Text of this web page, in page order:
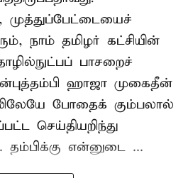
முத்துப்பேட்டையைச்
நாம் தமிழர் கட்சியின்
பாசறைச்
ஹாஜா முகைதீன்
போதைக் கும்பலால்
செய்தியறிந்து
தம்பிக்கு என்னுடை ...